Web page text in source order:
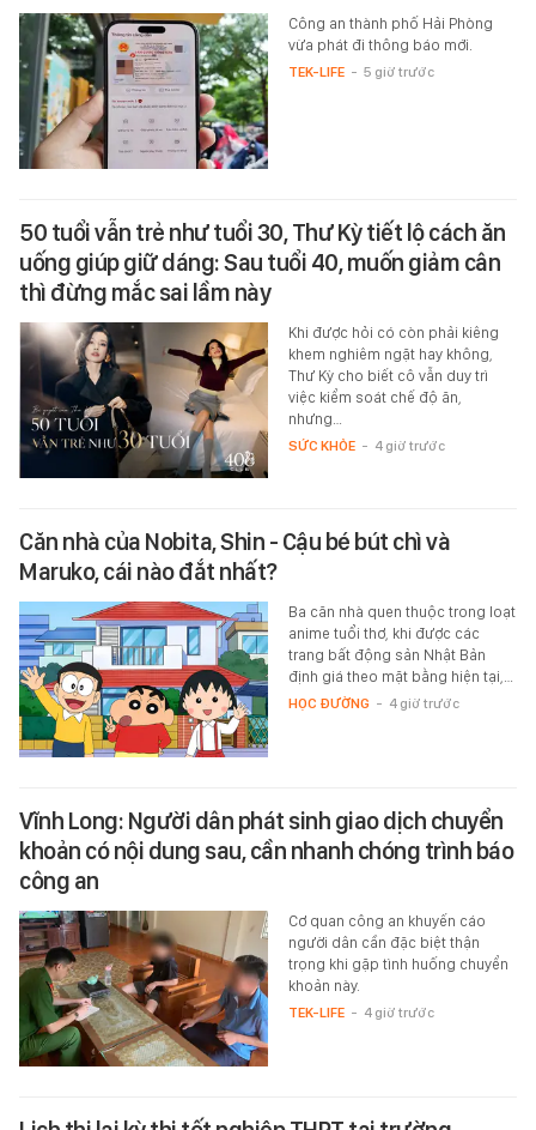
Công an thành phố Hải Phòng
vừa phát đi thông báo mới.
TEK-LIFE - 5 giờ trước
50 tuổi vẫn trẻ như tuổi 30, Thư Kỳ tiết lộ cách ăn
uống giúp giữ dáng: Sau tuổi 40, muốn giảm cân
thì đừng mắc sai lầm này
Khi được hỏi có còn phải kiêng
khem nghiêm ngặt hay không,
Thư Kỳ cho biết cô vẫn duy trì
việc kiểm soát chế độ ăn,
nhưng…
SỨC KHỎE - 4 giờ trước
Căn nhà của Nobita, Shin - Cậu bé bút chì và
Maruko, cái nào đắt nhất?
Ba căn nhà quen thuộc trong loạt
anime tuổi thơ, khi được các
trang bất động sản Nhật Bản
định giá theo mặt bằng hiện tại,…
HỌC ĐƯỜNG - 4 giờ trước
Vĩnh Long: Người dân phát sinh giao dịch chuyển
khoản có nội dung sau, cần nhanh chóng trình báo
công an
Cơ quan công an khuyến cáo
người dân cần đặc biệt thận
trọng khi gặp tình huống chuyển
khoản này.
TEK-LIFE - 4 giờ trước